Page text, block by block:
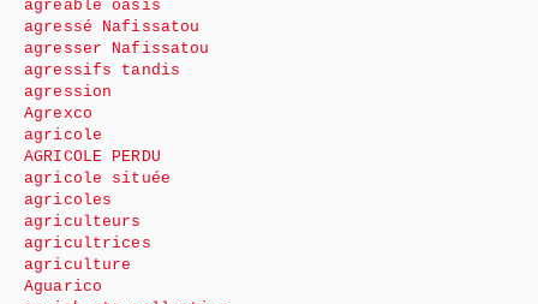
agréable oasis
agressé Nafissatou
agresser Nafissatou
agressifs tandis
agression
Agrexco
agricole
AGRICOLE PERDU
agricole située
agricoles
agriculteurs
agricultrices
agriculture
Aguarico